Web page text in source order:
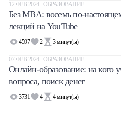
12 ФЕВ 2024 · ОБРАЗОВАНИЕ
Без MBA: восемь по-
лекций на YouTube
4597 2 3 минут(ы)
07 ФЕВ 2024 · ОБРАЗОВАНИЕ
Онлайн-образование: на кого
вопроса, поиск денег
3731 4 4 минут(ы)